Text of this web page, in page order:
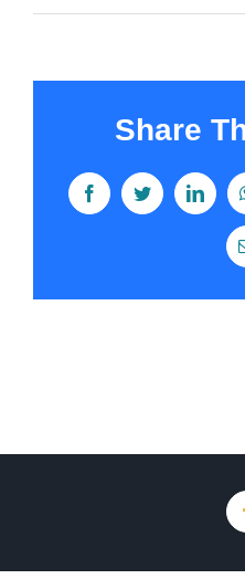
Share
FacebookTwitter